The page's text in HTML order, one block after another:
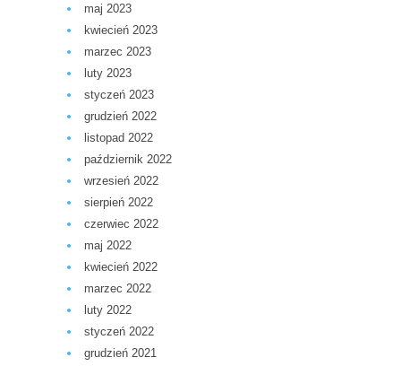
maj 2023
kwiecień 2023
marzec 2023
luty 2023
styczeń 2023
grudzień 2022
listopad 2022
październik 2022
wrzesień 2022
sierpień 2022
czerwiec 2022
maj 2022
kwiecień 2022
marzec 2022
luty 2022
styczeń 2022
grudzień 2021